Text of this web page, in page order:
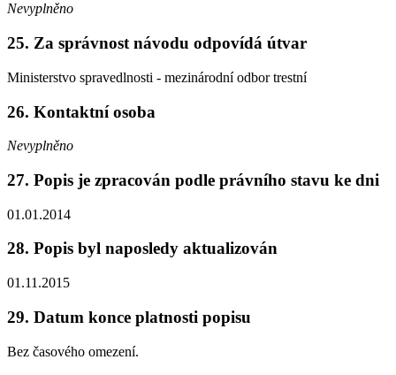
Nevyplněno
25. Za správnost návodu odpovídá útvar
Ministerstvo spravedlnosti - mezinárodní odbor trestní
26. Kontaktní osoba
Nevyplněno
27. Popis je zpracován podle právního stavu ke dni
01.01.2014
28. Popis byl naposledy aktualizován
01.11.2015
29. Datum konce platnosti popisu
Bez časového omezení.